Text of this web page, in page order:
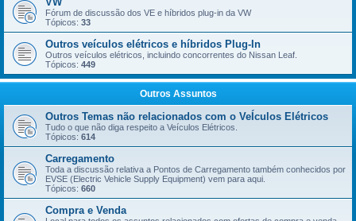
Fórum de discussão dos VE e híbridos plug-in da VW
Tópicos: 33
Outros veículos elétricos e híbridos Plug-In
Outros veículos elétricos, incluindo concorrentes do Nissan Leaf.
Tópicos: 449
Outros Assuntos
Outros Temas não relacionados com o VeÍculos Elétricos
Tudo o que não diga respeito a Veículos Elétricos.
Tópicos: 614
Carregamento
Toda a discussão relativa a Pontos de Carregamento também conhecidos por
EVSE (Electric Vehicle Supply Equipment) vem para aqui.
Tópicos: 660
Compra e Venda